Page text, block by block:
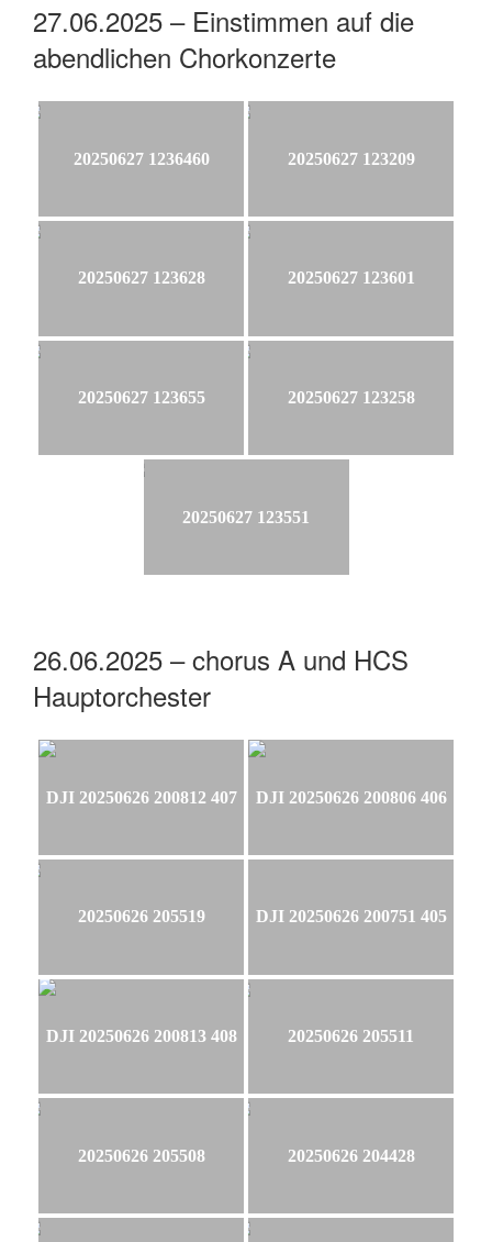
27.06.2025 – Einstimmen auf die
abendlichen Chorkonzerte
20250627 1236460 20250627 123209
20250627 123628 20250627 123601
20250627 123655 20250627 123258
20250627 123551
26.06.2025 – chorus A und HCS
Hauptorchester
DJI 20250626 200812 407 DJI 20250626 200806 406
20250626 205519 DJI 20250626 200751 405
DJI 20250626 200813 408 20250626 205511
20250626 205508 20250626 204428